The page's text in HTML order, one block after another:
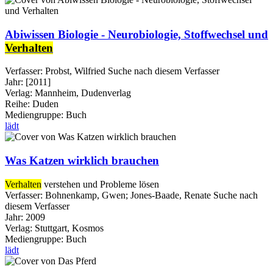
Abiwissen Biologie - Neurobiologie, Stoffwechsel und
Verhalten
Verfasser: Probst, Wilfried Suche nach diesem Verfasser
Jahr: [2011]
Verlag: Mannheim, Dudenverlag
Reihe: Duden
Mediengruppe: Buch
lädt
Was Katzen wirklich brauchen
Verhalten verstehen und Probleme lösen
Verfasser: Bohnenkamp, Gwen; Jones-Baade, Renate Suche nach
diesem Verfasser
Jahr: 2009
Verlag: Stuttgart, Kosmos
Mediengruppe: Buch
lädt